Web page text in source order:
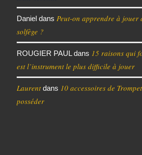
Danieldans Peut-on apprendre à jouer
solfège ?
ROUGIER PAULdans 15 raisons qui
est l’instrument le plus difficile à jouer
Laurentdans 10 accessoires de
posséder